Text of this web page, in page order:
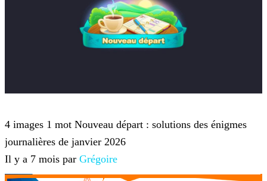
4 images 1 mot Nouveau départ : solutions des énigmes
journalières de janvier 2026
Il y a 7 mois par Grégoire